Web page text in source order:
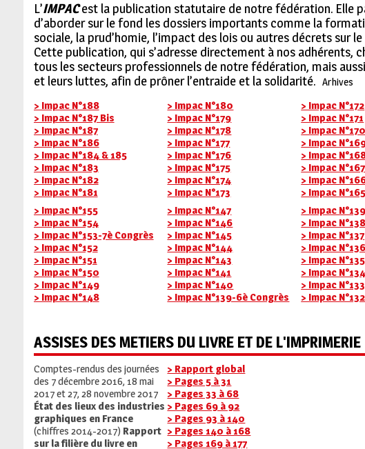
L’IMPAC est la publication statutaire de notre fédération. Elle
d’aborder sur le fond les dossiers importants comme la
sociale, la prud’homie, l’impact des lois ou autres décrets sur
Cette publication, qui s’adresse directement à nos adhérents,
tous les secteurs professionnels de notre fédération, mais
et leurs luttes, afin de prôner l’entraide et la solidarité. Arhives
> Impac N°188
> Impac N°187 Bis
> Impac N°187
> Impac N°186
> Impac N°184 & 185
> Impac N°183
> Impac N°182
> Impac N°181
> Impac N°180
> Impac N°179
> Impac N°178
> Impac N°177
> Impac N°176
> Impac N°175
> Impac N°174
> Impac N°173
> Impac N°172
> Impac N°171
> Impac N°170
> Impac
> Impac
> Impac N°167
> Impac
> Impac N°165
> Impac N°155
> Impac N°154
> Impac N°153-7è Congrès
> Impac N°152
> Impac N°151
> Impac N°150
> Impac N°149
> Impac N°148
> Impac N°147
> Impac N°146
> Impac N°145
> Impac N°144
> Impac N°143
> Impac N°141
> Impac N°140
> Impac N°139-6è Congrès
> Impac N°139
> Impac N°138
> Impac N°137
> Impac N°136
> Impac N°135
> Impac N°134
> Impac N°133
> Impac N°132
ASSISES DES MÉTIERS DU LIVRE ET DE L'IMPRIMERIE
Comptes-rendus des journées
des 7 décembre 2016, 18 mai
2017 et 27, 28 novembre 2017
État des lieux des industries
graphiques en France
(chiffres 2014-2017) Rapport
sur la filière du livre en
> Rapport global
> Pages 5 à 31
> Pages 33 à 68
> Pages 69 à 92
> Pages 93 à 140
> Pages 140 à 168
> Pages 169 à 177